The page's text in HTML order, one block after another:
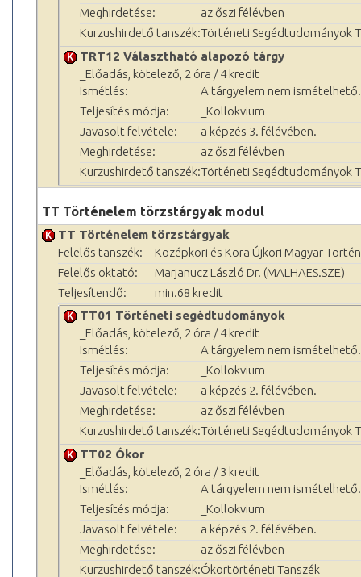
Meghirdetése:
az őszi félévben
Kurzushirdető tanszék:Történeti Segédtudományok
TRT12 Választható alapozó tárgy
_Előadás, kötelező, 2 óra / 4 kredit
Ismétlés:
A tárgyelem nem ismételhető.
Teljesítés módja:
_Kollokvium
Javasolt felvétele:
a képzés 3. félévében.
Meghirdetése:
az őszi félévben
Kurzushirdető tanszék:Történeti Segédtudományok
TT Történelem törzstárgyak modul
TT Történelem törzstárgyak
Felelős tanszék:
Középkori és Kora Újkori Magyar
Felelős oktató:
Marjanucz László Dr. (MALHAES.SZE)
Teljesítendő:
min.68 kredit
TT01 Történeti segédtudományok
_Előadás, kötelező, 2 óra / 4 kredit
Ismétlés:
A tárgyelem nem ismételhető.
Teljesítés módja:
_Kollokvium
Javasolt felvétele:
a képzés 2. félévében.
Meghirdetése:
az őszi félévben
Kurzushirdető tanszék:Történeti Segédtudományok
TT02 Ókor
_Előadás, kötelező, 2 óra / 3 kredit
Ismétlés:
A tárgyelem nem ismételhető.
Teljesítés módja:
_Kollokvium
Javasolt felvétele:
a képzés 2. félévében.
Meghirdetése:
az őszi félévben
Kurzushirdető tanszék:Ókortörténeti Tanszék